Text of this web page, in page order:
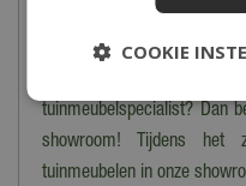
tuinmeubelshow begint het
Wil je zelf de kwaliteit
tuinmeubelspecialist? Dan
showroom! Tijdens het
tuinmeubelen in onze
COOKIE